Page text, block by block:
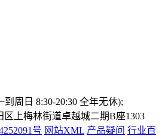
到周日 8:30-20:30 全年无休);
上梅林街道卓越城二期B座1303
号 网站XML 产品疑问 行业百